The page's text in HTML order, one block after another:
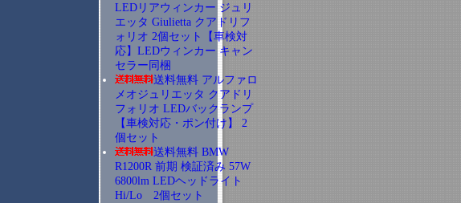
LEDリアウィンカー ジュリ
エッタ Giulietta クアドリフ
ォリオ 2個セット【車検対
応】LEDウィンカー キャン
セラー同梱
送料無料 アルファロ
メオジュリエッタ クアドリ
フォリオ LEDバックランプ
【車検対応・ポン付け】 2
個セット
送料無料 BMW
R1200R 前期 検証済み 57W
6800lm LEDヘッドライト
Hi/Lo 2個セット